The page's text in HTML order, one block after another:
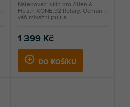
1 399 Kč
DO KOŠÍKU
Nalepovací skin pro Allen &
Heath XONE:92 Rotary. Ochrání
váš mixážní pult a...